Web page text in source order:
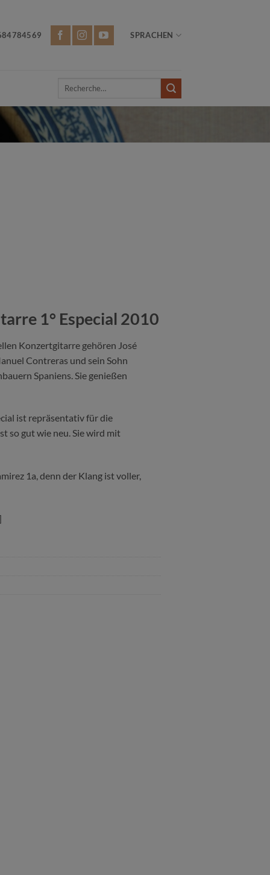
SPRACHEN
Recherche
1° Especial 2010
Konzertgitarre gehören José
Contreras und sein Sohn
Spaniens. Sie genießen
ist repräsentativ für die
so gut wie neu. Sie wird mit
1a, denn der Klang ist voller,